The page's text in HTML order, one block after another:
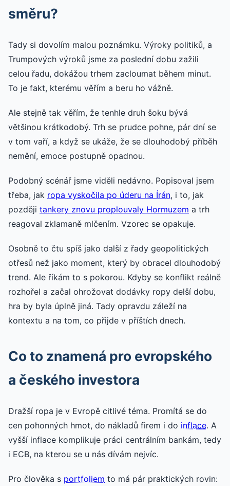
směru?
Tady si dovolím malou poznámku. Výroky politiků, a
Trumpových výroků jsme za poslední dobu zažili
celou řadu, dokážou trhem zacloumat během minut.
To je fakt, kterému věřím a beru ho vážně.
Ale stejně tak věřím, že tenhle druh šoku bývá
většinou krátkodobý. Trh se prudce pohne, pár dní se
v tom vaří, a když se ukáže, že se dlouhodobý příběh
nemění, emoce postupně opadnou.
Podobný scénář jsme viděli nedávno. Popisoval jsem
třeba, jak ropa vyskočila po úderu na Írán, i to, jak
později tankery znovu proplouvaly Hormuzem a trh
reagoval zklamaně mlčením. Vzorec se opakuje.
Osobně to čtu spíš jako další z řady geopolitických
otřesů než jako moment, který by obracel dlouhodobý
trend. Ale říkám to s pokorou. Kdyby se konflikt reálně
rozhořel a začal ohrožovat dodávky ropy delší dobu,
hra by byla úplně jiná. Tady opravdu záleží na
kontextu a na tom, co přijde v příštích dnech.
Co to znamená pro evropského
a českého investora
Dražší ropa je v Evropě citlivé téma. Promítá se do
cen pohonných hmot, do nákladů firem i do inflace. A
vyšší inflace komplikuje práci centrálním bankám, tedy
i ECB, na kterou se u nás dívám nejvíc.
Pro člověka s portfoliem to má pár praktických rovin: